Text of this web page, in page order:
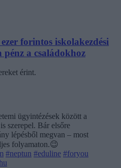
forintos iskolakezdési
a családokhoz
érint.
ügyintézések között a
szerepel. Bár elsőre
lépésből megvan – most
folyamaton.😉
#neptun #eduline #foryou